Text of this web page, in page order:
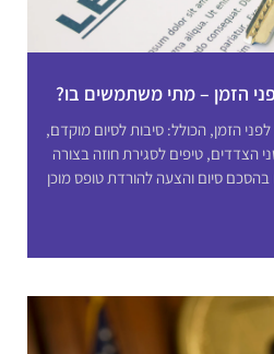
הזמן – מתי משתמשים בו?
הזמן, הכולל: סיבות לסיום מוקדם,
הצדדים, טיפים לסגירת חוזה בצורה
סיום והצעה להורדת טופס מוכן